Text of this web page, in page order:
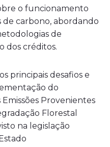
o funcionamento
de carbono, abordando
de
dos créditos.
principais desafios e
do
Provenientes
Florestal
na legislação